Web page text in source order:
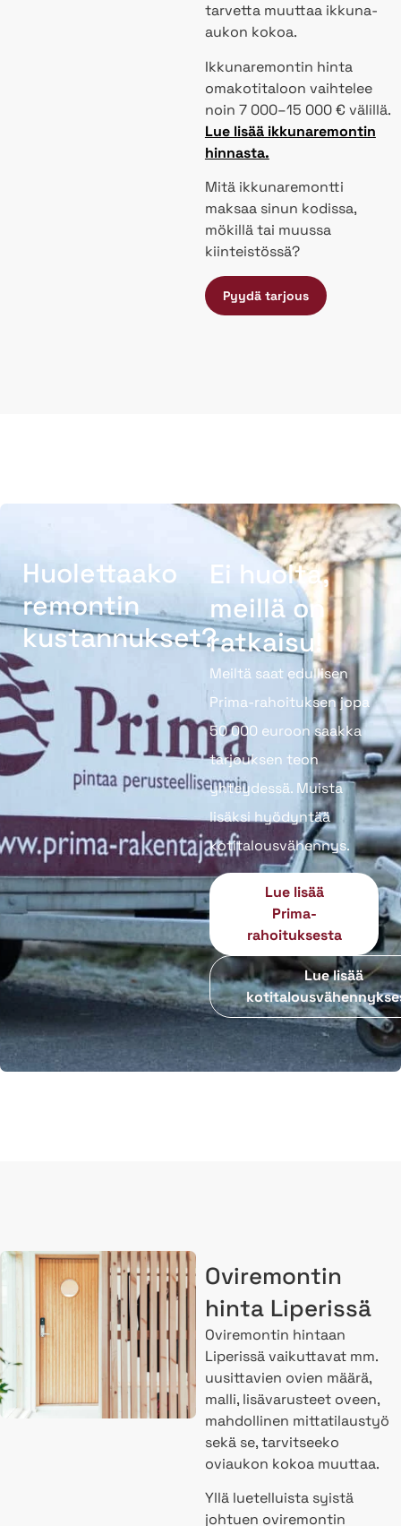
tarvetta muuttaa ikkuna-
aukon kokoa.
Ikkunaremontin hinta
omakotitaloon vaihtelee
noin 7 000–15 000 € välillä.
Lue lisää ikkunaremontin
hinnasta.
Mitä ikkunaremontti
maksaa sinun kodissa,
mökillä tai muussa
kiinteistössä?
Pyydä tarjous
Huolettaako
remontin
kustannukset?
Ei huolta,
meillä on
ratkaisu!
Meiltä saat edullisen
Prima-rahoituksen jopa
50 000 euroon saakka
tarjouksen teon
yhteydessä. Muista
lisäksi hyödyntää
kotitalousvähennys.
Lue lisää
Prima-
rahoituksesta
Lue lisää
Oviremontin
hinta Liperissä
Oviremontin hintaan
Liperissä vaikuttavat mm.
uusittavien ovien määrä,
malli, lisävarusteet oveen,
mahdollinen mittatilaustyö
sekä se, tarvitseeko
oviaukon kokoa muuttaa.
Yllä luetelluista syistä
johtuen oviremontin